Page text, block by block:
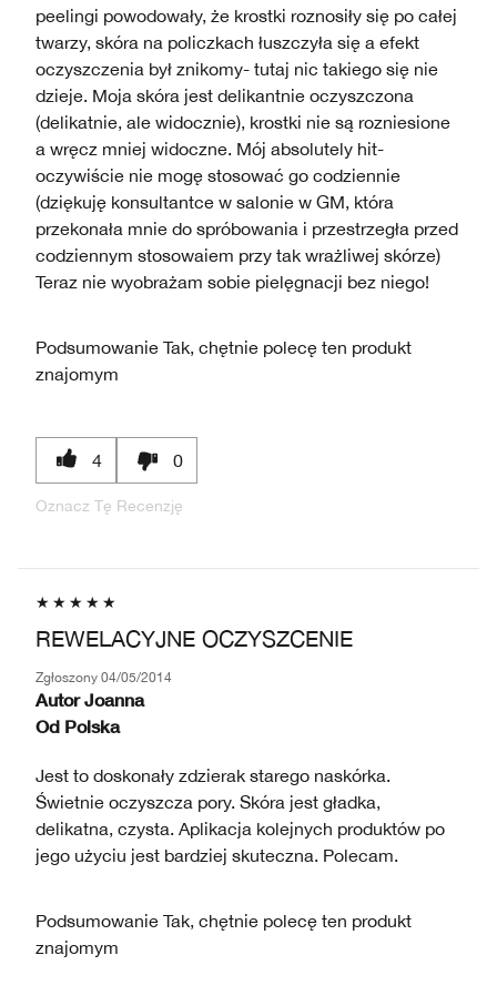
peelingi powodowały, że krostki roznosiły się po całej
twarzy, skóra na policzkach łuszczyła się a efekt
oczyszczenia był znikomy- tutaj nic takiego się nie
dzieje. Moja skóra jest delikantnie oczyszczona
(delikatnie, ale widocznie), krostki nie są rozniesione
a wręcz mniej widoczne. Mój absolutely hit-
oczywiście nie mogę stosować go codziennie
(dziękuję konsultantce w salonie w GM, która
przekonała mnie do spróbowania i przestrzegła przed
codziennym stosowaiem przy tak wrażliwej skórze)
Teraz nie wyobrażam sobie pielęgnacji bez niego!
Podsumowanie Tak, chętnie polecę ten produkt
znajomym
4 0
Oznacz Tę Recenzję
REWELACYJNE OCZYSZCENIE
Zgłoszony 04/05/2014
Autor Joanna
Od Polska
Jest to doskonały zdzierak starego naskórka.
Świetnie oczyszcza pory. Skóra jest gładka,
delikatna, czysta. Aplikacja kolejnych produktów po
jego użyciu jest bardziej skuteczna. Polecam.
Podsumowanie Tak, chętnie polecę ten produkt
znajomym